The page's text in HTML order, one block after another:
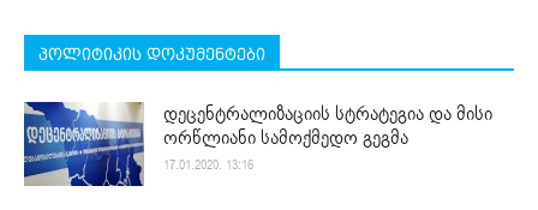
პოლიტიკის დოკუმენტები
დეცენტრალიზაციის სტრატეგია და მისი
ორწლიანი სამოქმედო გეგმა
17.01.2020. 13:16